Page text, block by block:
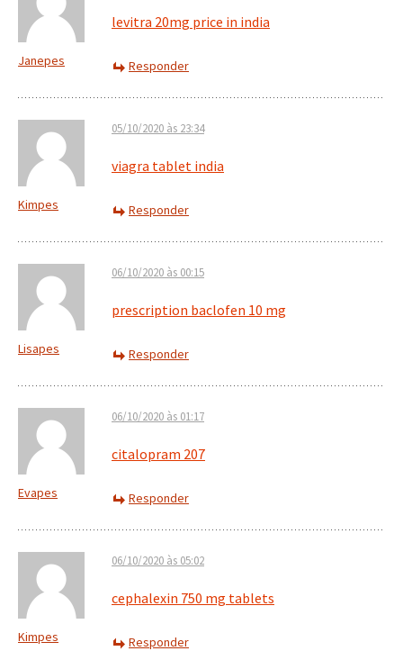
Janepes
levitra 20mg price in india
Responder
Kimpes
05/10/2020 às 23:34
viagra tablet india
Responder
Lisapes
06/10/2020 às 00:15
prescription baclofen 10 mg
Responder
Evapes
06/10/2020 às 01:17
citalopram 207
Responder
Kimpes
06/10/2020 às 05:02
cephalexin 750 mg tablets
Responder